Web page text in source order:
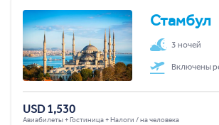
Стамбул
3 ночей
Включены
USD 1,530
Авиабилеты + Гостиница + Налоги / на человека